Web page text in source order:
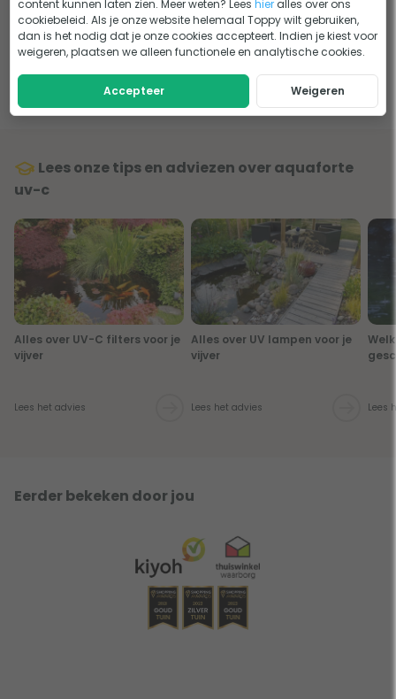
straling van de UV-C lamp nog effectiever aan het
vijverwater wordt afgegeven. Een ideale oplossing om de
algen in jouw vijver onder controle te kunnen houden.
Lees onze tips en adviezen over aquaforte
uv-c
Alles over UV-C filters voor je
vijver
Lees het advies
Alles over UV lampen voor je
vijver
Lees het advies Lees
Eerder bekeken door jou
content kunnen laten zien. Meer weten? Leeshier alles over ons
cookiebeleid. Als je onze website helemaal Toppy wilt gebruiken,
dan is het nodig dat je onze cookies accepteert. Indien je kiest voor
weigeren, plaatsen we alleen functionele en analytische cookies.
Accepteer Weigeren